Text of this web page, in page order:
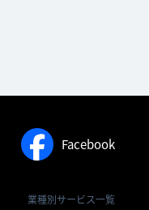
Facebook
業種別サービス一覧